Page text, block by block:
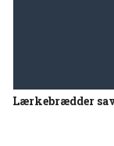
Lærkebrædder